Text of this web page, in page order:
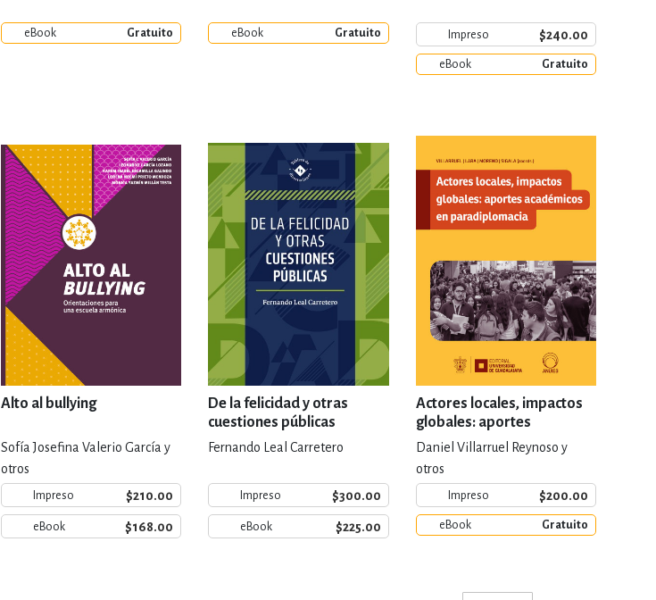
eBook Gratuito eBook Gratuito Impreso $240.00
eBook Gratuito
Alto al bullying
Sofía Josefina Valerio García y
otros
Impreso $210.00
eBook $168.00
De la felicidad y otras
cuestiones públicas
Fernando Leal Carretero
Impreso $300.00
eBook $225.00
Actores locales, impactos
globales: aportes
académicos en
Daniel Villarruel Reynoso y
otros
Impreso $200.00
eBook Gratuito